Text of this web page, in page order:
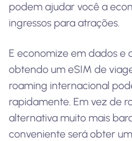
podem ajudar você a
ingressos para atrações.
E economize em dados e
obtendo um eSIM de
roaming internacional
rapidamente. Em vez de
alternativa muito mais
conveniente será obter